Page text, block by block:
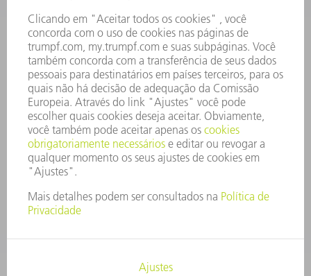
RELATÓRIO FINANCEIRO ANUAL
PRINCÍPIOS EMPRESARIAIS
COMPLIANCE
SISTEMA DE DENÚNCIAS
SEGURANÇA
COMUNICADOS À IMPRENSA
REVISTAS
SUSTENTABILIDADE
MEIO AMBIENTE E CLIMA
SOCIAL E CORPORATIVO
ADMINISTRAÇÃO EMPRESARIAL
PROTEÇÃO DE DADOS